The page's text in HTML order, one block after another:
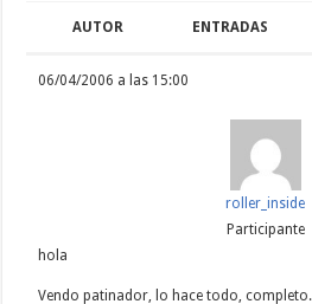
AUTOR ENTRADAS
06/04/2006 a las 15:00
roller_inside
Participante
hola
Vendo patinador, lo hace todo,